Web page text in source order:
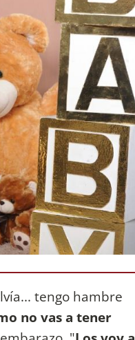
tengo hambre
no vas a tener